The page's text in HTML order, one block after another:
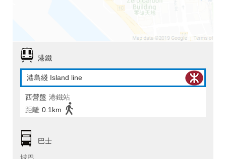
港鐵
港島綫 Island line
西營盤 港鐵站
距離 0.1km
巴士